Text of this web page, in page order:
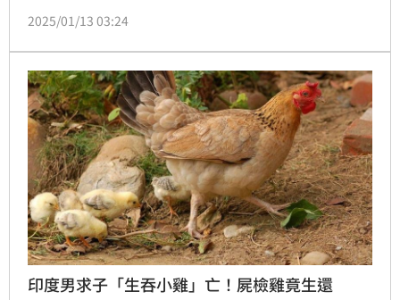
鬍子都在脫落，村子裡陷入恐慌。當地衛生部門調查後
染，是否因感染造成掉髮，還要進行更多檢測，才能釐
清確切原因。
2025/01/13 03:24
印度男求子「生吞小雞」亡！屍檢雞竟生還